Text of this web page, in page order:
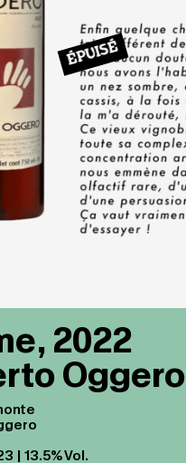
ÉPUISÉ
2022
Oggero
| 13.5% Vol.